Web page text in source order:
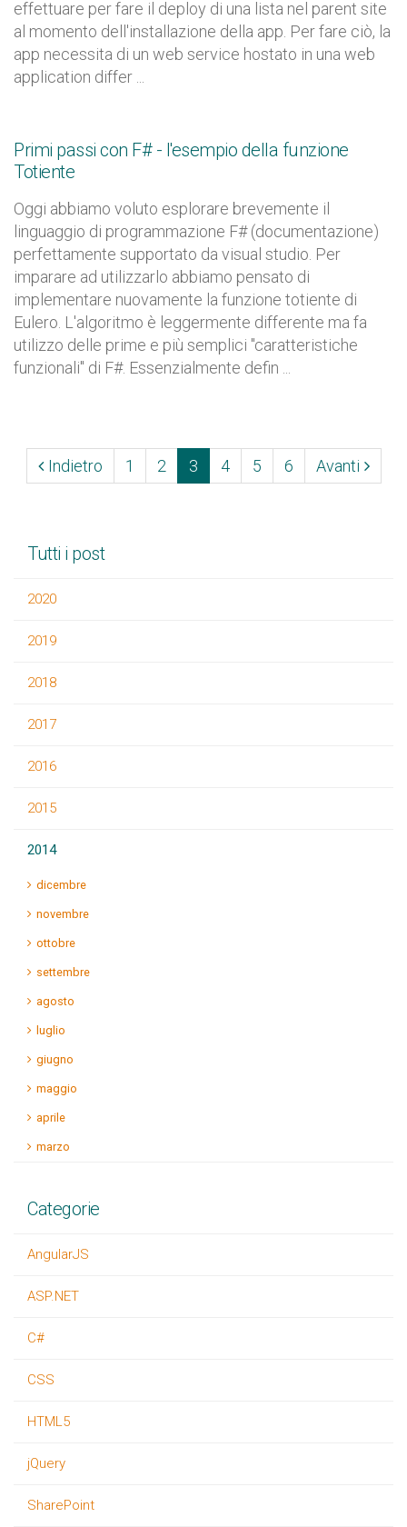
effettuare per fare il deploy di una lista nel parent site
al momento dell'installazione della app. Per fare ciò, la
app necessita di un web service hostato in una web
application differ ...
Primi passi con F# - l'esempio della funzione
Totiente
Oggi abbiamo voluto esplorare brevemente il
linguaggio di programmazione F# (documentazione)
perfettamente supportato da visual studio. Per
imparare ad utilizzarlo abbiamo pensato di
implementare nuovamente la funzione totiente di
Eulero. L'algoritmo è leggermente differente ma fa
utilizzo delle prime e più semplici "caratteristiche
funzionali" di F#. Essenzialmente defin ...
Indietro 1 2 3(current)
4 5 6 Avanti
Tutti i post
2020
2019
2018
2017
2016
2015
2014
dicembre
novembre
ottobre
settembre
agosto
luglio
giugno
maggio
aprile
marzo
Categorie
AngularJS
ASP.NET
C#
CSS
HTML5
jQuery
SharePoint